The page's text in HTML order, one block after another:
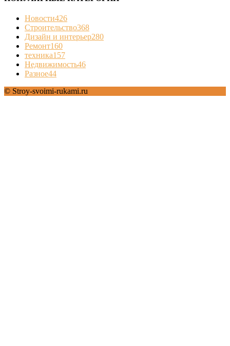
Новости426
Строительство368
Дизайн и интерьер280
Ремонт160
техника157
Недвижимость46
Разное44
© Stroy-svoimi-rukami.ru